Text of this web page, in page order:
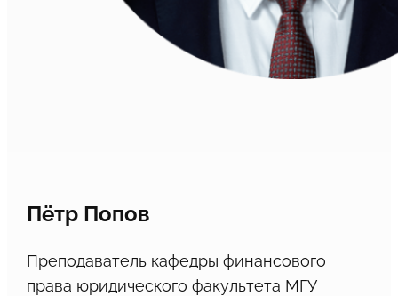
Пётр Попов
Преподаватель кафедры финансового
права юридического факультета МГУ